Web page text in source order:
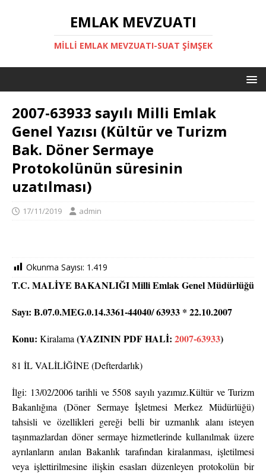
EMLAK MEVZUATI
MILLI EMLAK MEVZUATI-SUAT ŞİMŞEK
2007-63933 sayılı Milli Emlak
Genel Yazısı (Kültür ve Turizm
Bak. Döner Sermaye
Protokolünün süresinin
uzatılması)
17/11/2019 admin
Okunma Sayısı: 1.419
T.C. MALİYE BAKANLIĞI Milli Emlak Genel Müdürlüğü
Sayı: B.07.0.MEG.0.14.3361-44040/ 63933 * 22.10.2007
Konu: Kiralama(YAZININ PDF HALİ: 2007-63933)
81 İL VALİLİĞİNE (Defterdarlık)
İlgi: 13/02/2006 tarihli ve 5508 sayılı yazımız.Kültür ve Turizm
Bakanlığına (Döner Sermaye İşletmesi Merkez Müdürlüğü)
tahsisli ve özellikleri gereği belli bir uzmanlık alanı isteyen
taşınmazlardan döner sermaye hizmetlerinde kullanılmak üzere
ayrılanların anılan Bakanlık tarafından kiralanması, işletilmesi
veya işlettirilmesine ilişkin esasları düzenleyen protokolün bir